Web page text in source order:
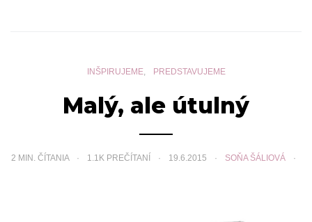
INŠPIRUJEME PREDSTAVUJEME
Malý, ale útulný
2 MIN. ČÍTANIA 1.1K PREČÍTANÍ 19.6.2015 SOŇA ŠÁLIOVÁ